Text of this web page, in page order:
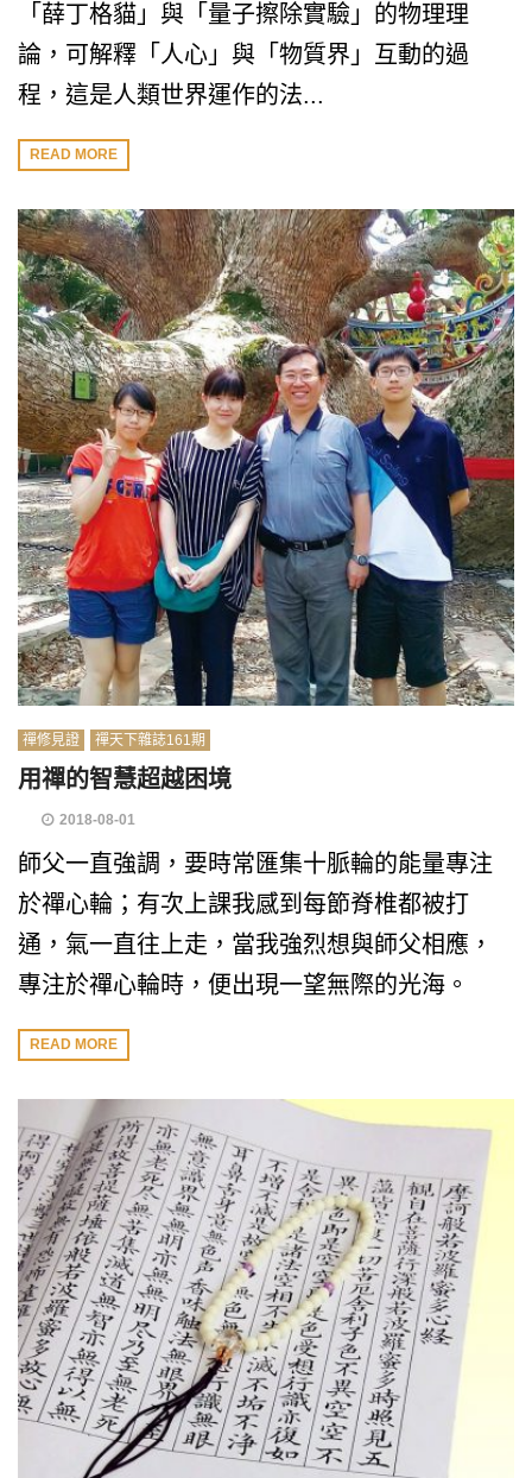
「薛丁格貓」與「量子擦除實驗」的物理理
論，可解釋「人心」與「物質界」互動的過
程，這是人類世界運作的法...
READ MORE
禪修見證 禪天下雜誌161期
用禪的智慧超越困境
2018-08-01
師父一直強調，要時常匯集十脈輪的能量專注
於禪心輪；有次上課我感到每節脊椎都被打
通，氣一直往上走，當我強烈想與師父相應，
專注於禪心輪時，便出現一望無際的光海。
READ MORE